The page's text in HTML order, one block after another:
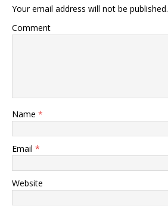
Your email address will not be published.
Comment
Name *
Email *
Website